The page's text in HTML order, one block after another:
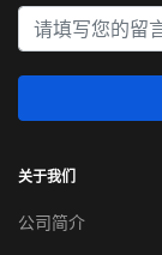
关于我们
公司简介